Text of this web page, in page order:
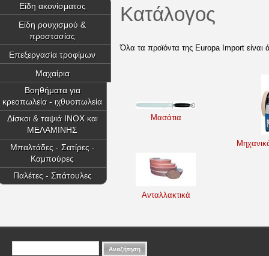
Είδη ακονίσματος
Είδη ρουχισμού &
προστασίας
Επεξεργασία τροφίμων
Μαχαίρια
Βοηθήματα για
κρεοπωλεία - ιχθυοπωλεία
Δίσκοι & ταψιά INOX και
ΜΕΛΑΜΙΝΗΣ
Μπαλτάδες - Σατίρες -
Καμπούρες
Παλέτες - Σπάτουλες
Κατάλογος
Όλα τα προϊόντα της Europa Import είναι
Μασάτια
Ανταλλακτικά
Φόρμα αναζήτησης